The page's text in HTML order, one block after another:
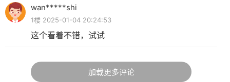
wan*****shi
1楼 2025-01-04 20:24:53
这个看着不错，试试
加载更多评论